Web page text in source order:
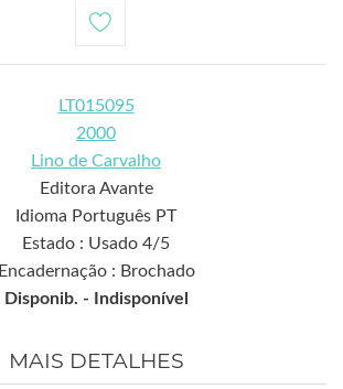
LT015095
2000
Lino de Carvalho
Editora Avante
Idioma Português PT
Estado : Usado 4/5
Encadernação : Brochado
Disponib. -
Indisponível
MAIS DETALHES